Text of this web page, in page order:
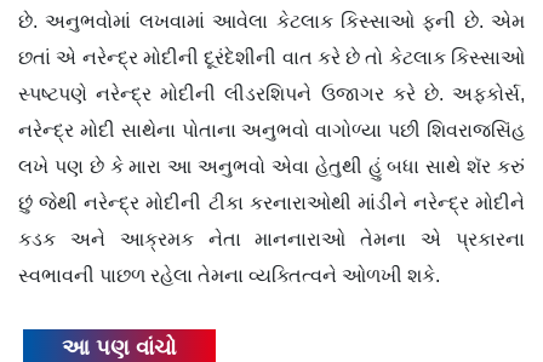
છે. અનુભવોમાં લખવામાં આવેલા કેટલાક કિસ્સાઓ ફની છે. એમ
છતાં એ નરેન્દ્ર મોદીની દૂરંદેશીની વાત કરે છે તો કેટલાક કિસ્સાઓ
સ્પષ્ટપણે નરેન્દ્ર મોદીની લીડરશિપને ઉજાગર કરે છે. અફકોર્સ,
નરેન્દ્ર મોદી સાથેના પોતાના અનુભવો વાગોળ્યા પછી શિવરાજસિંહ
લખે પણ છે કે મારા આ અનુભવો એવા હેતુથી હું બધા સાથે શૅર કરું
છું જેથી નરેન્દ્ર મોદીની ટીકા કરનારાઓથી માંડીને નરેન્દ્ર મોદીને
કડક અને આક્રમક નેતા માનનારાઓ તેમના એ પ્રકારના
સ્વભાવની પાછળ રહેલા તેમના વ્યક્તિત્વને ઓળખી શકે.
આ પણ વાંચો